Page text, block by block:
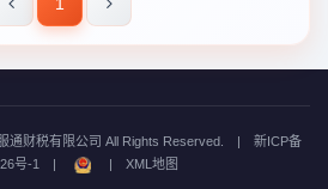
通财税有限公司 All Rights Reserved. |
新ICP备
号-1
| | XML地图